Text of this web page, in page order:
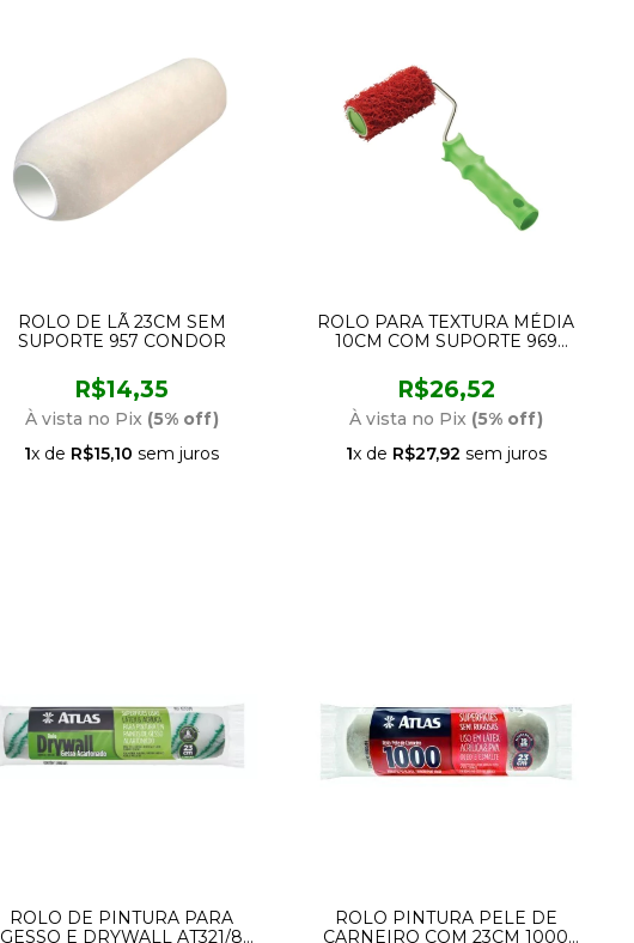
ROLO DE LÃ 23CM SEM
SUPORTE 957 CONDOR
R$14,35
À vista no Pix (5% off)
1x de R$15,10 sem juros
ROLO PARA TEXTURA MÉDIA
10CM COM SUPORTE 969
R$26,52
À vista no Pix (5% off)
1x de R$27,92 sem juros
ROLO DE PINTURA PARA
GESSO E DRYWALL AT321/8
ROLO PINTURA PELE DE
CARNEIRO COM 23CM 1000